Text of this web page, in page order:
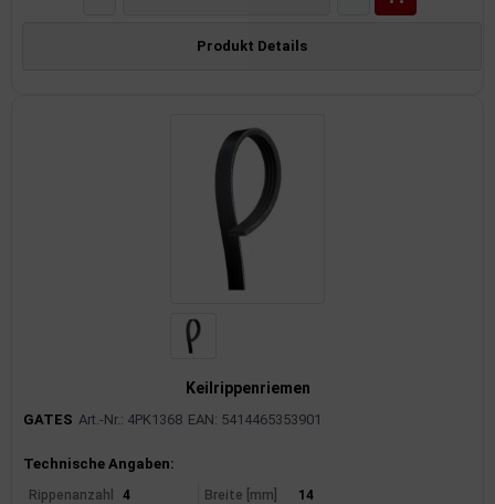
Produkt Details
Keilrippenriemen
GATES Art.-Nr.: 4PK1368 EAN: 5414465353901
Produktinformationen
Technische Angaben:
Rippenanzahl 4 Breite [mm]
14